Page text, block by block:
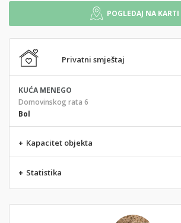
POGLEDAJ NA KARTI
Privatni smještaj
KUĆA MENEGO
Domovinskog rata 6
Bol
+ Kapacitet objekta
+ Statistika